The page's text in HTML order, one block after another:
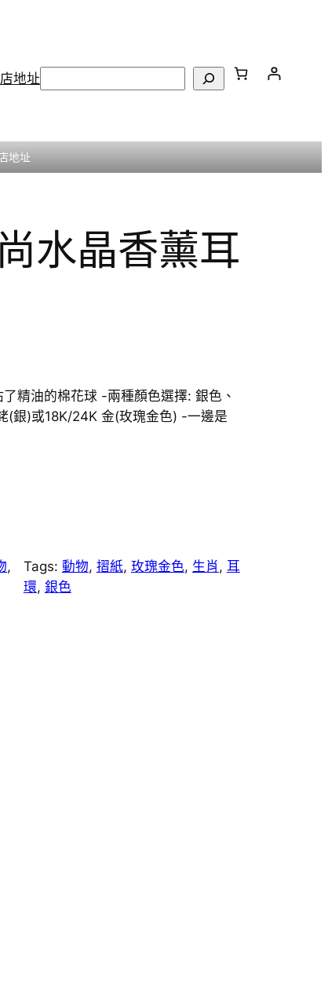
地址
地址
水晶香薰耳
精油的棉花球 -兩種顏色選擇: 銀色、
(銀)或18K/24K 金(玫瑰金色) -一邊是
Tags: 動物, 摺紙, 玫瑰金色, 生肖, 耳
環, 銀色